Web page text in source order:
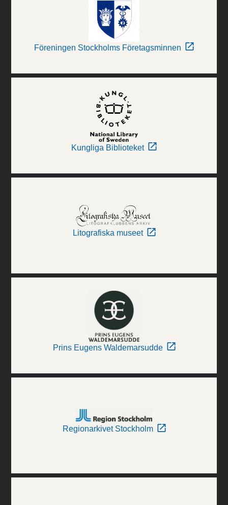
Föreningen Stockholms Företagsminnen
Kungliga Biblioteket
Litografiska museet
Prins Eugens Waldemarsudde
Regionarkivet Stockholm